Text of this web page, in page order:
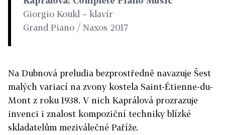
Giorgio Koukl – klavír
Grand Piano / Naxos 2017
Na Dubnová preludia bezprostředně navazuje Šest
malých variací na zvony kostela Saint-Étienne-du-
Mont z roku 1938. V nich Kaprálová prozrazuje
invenci i znalost kompoziční techniky blízké
skladatelům meziválečné Paříže.